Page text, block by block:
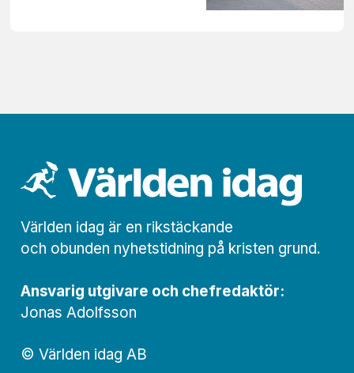
Världen idag är en rikstäckande
och obunden nyhets­­­tidning på kristen grund.
Ansvarig utgivare och chef­redaktör:
Jonas Adolfsson
© Världen idag AB